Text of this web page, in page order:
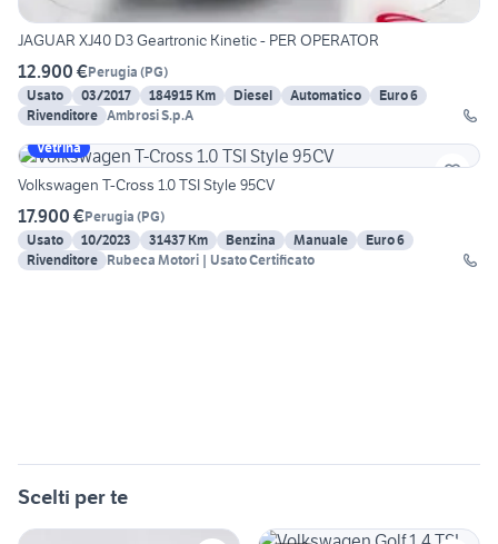
JAGUAR XJ40 D3 Geartronic Kinetic - PER OPERATOR
12.900 €Perugia (PG)
Usato
03/2017 184915 Km Diesel Automatico
Euro 6
Rivenditore Ambrosi S.p.A
Vetrina
Volkswagen T-Cross 1.0 TSI Style 95CV
17.900 €Perugia (PG)
Usato
10/2023 31437 Km Benzina Manuale
Euro 6
Rivenditore Rubeca Motori | Usato Certificato
Scelti per te